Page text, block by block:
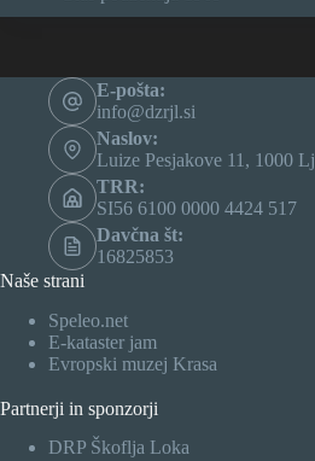
E-pošta:
info@dzrjl.si
Naslov:
Luize Pesjakove 11, 1000
TRR:
SI56 6100 0000 4424 517
Davčna št:
16825853
Naše strani
Speleo.net
E-kataster jam
Evropski muzej Krasa
Partnerji in sponzorji
DRP Škoflja Loka